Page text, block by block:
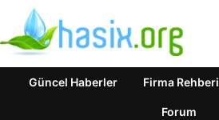
Güncel Haberler Firma Rehberi
Forum